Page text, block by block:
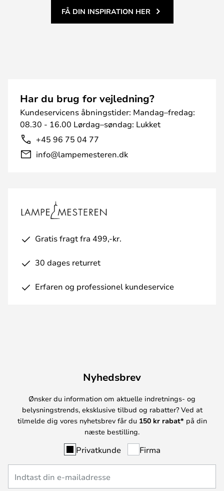
FÅ DIN INSPIRATION HER
Har du brug for vejledning?
Kundeservicens åbningstider: Mandag–fredag:
08.30 - 16.00 Lørdag–søndag: Lukket
+45 96 75 04 77
info@lampemesteren.dk
Gratis fragt fra 499,-kr.
30 dages returret
Erfaren og professionel kundeservice
Nyhedsbrev
Ønsker du information om aktuelle indretnings- og
belysningstrends, eksklusive tilbud og rabatter? Ved at
tilmelde dig vores nyhetsbrev får du 150 kr rabat* på din
næste bestilling.
Privatkunde Firma